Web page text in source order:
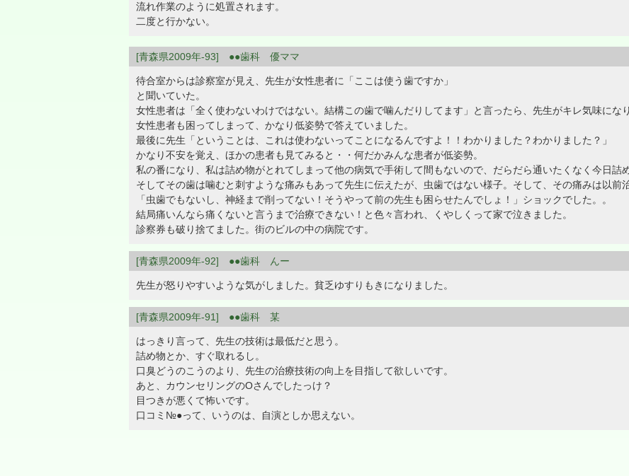
流れ作業のように処置されます。
二度と行かない。
[青森県2009年-93] ●●歯科 優ママ
待合室からは診察室が見え、先生が女性患者に「ここは使う歯ですか」
と聞いていた。
女性患者は「全く使わないわけではない。結構この歯で噛んだりしてます」と言ったら、先生がキレ気味にな
女性患者も困ってしまって、かなり低姿勢で答えていました。
最後に先生「ということは、これは使わないってことになるんですよ！！わかりました？わかりました？」
かなり不安を覚え、ほかの患者も見てみると・・何だかみんな患者が低姿勢。
私の番になり、私は詰め物がとれてしまって他の病気で手術して間もないので、だらだら通いたくなく今日詰
そしてその歯は噛むと刺すような痛みもあって先生に伝えたが、虫歯ではない様子。そして、その痛みは以前
「虫歯でもないし、神経まで削ってない！そうやって前の先生も困らせたんでしょ！」ショックでした。。
結局痛いんなら痛くないと言うまで治療できない！と色々言われ、くやしくって家で泣きました。
診察券も破り捨てました。街のビルの中の病院です。
[青森県2009年-92] ●●歯科 んー
先生が怒りやすいような気がしました。貧乏ゆすりもきになりました。
[青森県2009年-91] ●●歯科 某
はっきり言って、先生の技術は最低だと思う。
詰め物とか、すぐ取れるし。
口臭どうのこうのより、先生の治療技術の向上を目指して欲しいです。
あと、カウンセリングのOさんでしたっけ？
目つきが悪くて怖いです。
口コミ№●って、いうのは、自演としか思えない。